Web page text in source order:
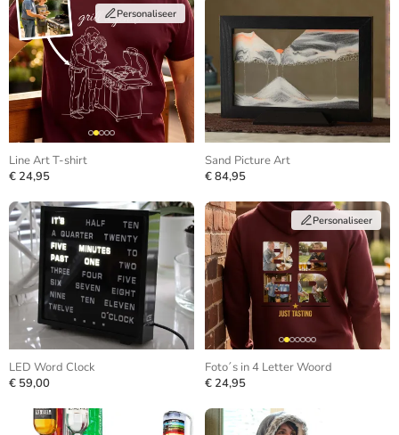
Personaliseer
Line Art T-shirt
€ 24,95
Sand Picture Art
€ 84,95
LED Word Clock
€ 59,00
Personaliseer
Foto´s in 4 Letter Woord
€ 24,95